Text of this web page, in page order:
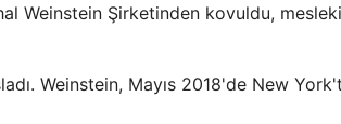
Weinstein Şirketinden kovuldu, mesleki
Weinstein, Mayıs 2018'de New